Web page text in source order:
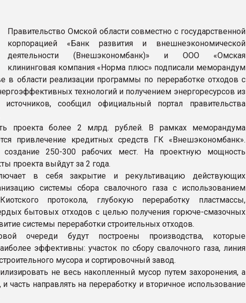
Правительство Омской области совместно с государственной
корпорацией «Банк развития и внешнеэкономической
деятельности (Внешэкономбанк)» и ООО «Омская
клининговая компания «Норма плюс» подписали меморандум
в области реализации программы по переработке отходов с
технологий и получением энергоресурсов из
источников, сообщил официальный портал правительства
проекта более 2 млрд. рублей. В рамках меморандума
привлечение кредитных средств ГК «Внешэкономбанк».
создание 250-300 рабочих мест. На проектную мощность
проекта выйдут за 2 года.
в себя закрытие и рекультивацию действующих
системы сбора свалочного газа с использованием
протокола, глубокую переработку пластмассы,
бытовых отходов с целью получения горюче-смазочных
системы переработки строительных отходов.
очереди будут построены производства, которые
эффективны: участок по сбору свалочного газа, линия
мусора и сортировочный завод.
не весь накопленный мусор путем захоронения, а
и часть направлять на переработку и вторичное использование